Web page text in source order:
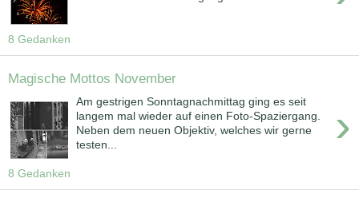
8 Gedanken
Magische Mottos November
›
Am gestrigen Sonntagnachmittag ging es seit
langem mal wieder auf einen Foto-Spaziergang.
Neben dem neuen Objektiv, welches wir gerne
testen...
8 Gedanken